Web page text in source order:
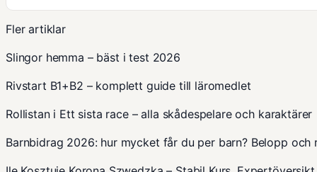
Fler artiklar
Slingor hemma – bäst i test 2026
Rivstart B1+B2 – komplett guide till läromedlet
Rollistan i Ett sista race – alla skådespelare och karaktärer
Barnbidrag 2026: hur mycket får du per barn? Belopp och